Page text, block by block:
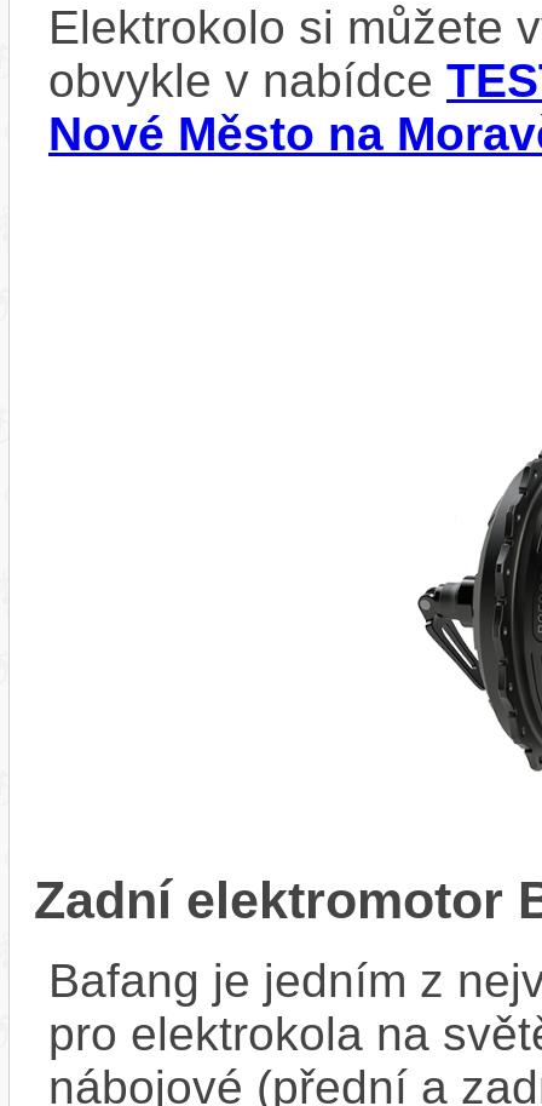
Elektrokolo si můžete
obvykle v nabídce
Nové Město na
Zadní elektromotor
Bafang je jedním z
pro elektrokola na
nábojové (přední a